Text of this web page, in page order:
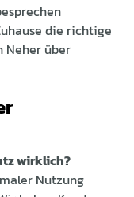
die richtige
Neher über
wirklich?
Nutzung